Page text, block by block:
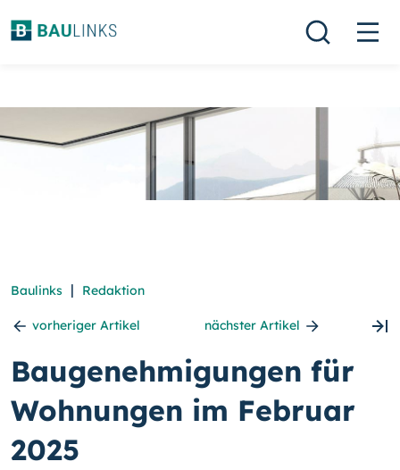
Baulinks | Redaktion
vorheriger Artikel nächster Artikel
Baugenehmigungen für
Wohnungen im Februar
2025